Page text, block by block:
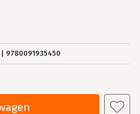
9780091935450